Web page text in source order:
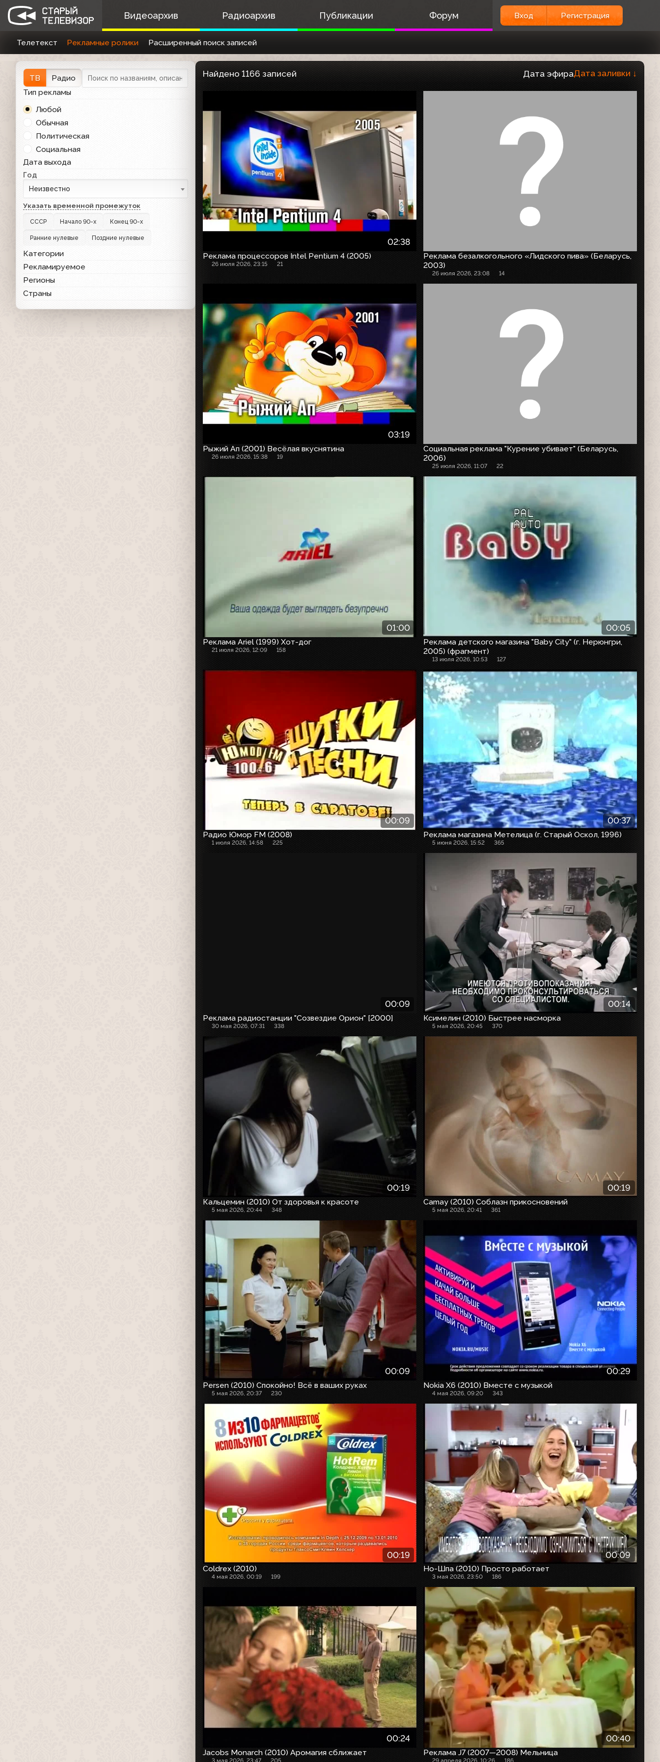
Видеоархив Радиоархив Публикации Форум Вход Регистрация
Телетекст Рекламные ролики Расширенный поиск записей
ТВ
Радио
Тип рекламы
Любой
Обычная
Политическая
Социальная
Дата выхода
Год
Неизвестно
Указать временной промежуток
СССР Начало 90-х Конец 90-х
Ранние нулевые Поздние нулевые
Категории
Рекламируемое
Регионы
Страны
Найдено 1166 записей Дата эфираДата заливки ↓
02:38
Реклама процессоров Intel Pentium 4 (2005)
26 июля 2026, 23:15 21
Реклама безалкогольного «Лидского пива» (Беларусь,
2003)
26 июля 2026, 23:08 14
03:19
Рыжий Ап (2001) Весёлая вкуснятина
26 июля 2026, 15:38 19
Социальная реклама "Курение убивает" (Беларусь,
2006)
25 июля 2026, 11:07 22
01:00
Реклама Ariel (1999) Хот-дог
21 июля 2026, 12:09 158
00:05
Реклама детского магазина "Baby City" (г. Нерюнгри,
2005) (фрагмент)
13 июля 2026, 10:53 127
00:09
Радио Юмор FM (2008)
1 июля 2026, 14:58 225
00:37
Реклама магазина Метелица (г. Старый Оскол, 1996)
5 июня 2026, 15:52 365
00:09
Реклама радиостанции "Созвездие Орион" [2000]
30 мая 2026, 07:31 338
00:14
Ксимелин (2010) Быстрее насморка
5 мая 2026, 20:45 370
00:19
Кальцемин (2010) От здоровья к красоте
5 мая 2026, 20:44 348
00:19
Camay (2010) Соблазн прикосновений
5 мая 2026, 20:41 361
00:09
Persen (2010) Спокойно! Всё в ваших руках
5 мая 2026, 20:37 230
00:29
Nokia X6 (2010) Вместе с музыкой
4 мая 2026, 09:20 343
00:19
Coldrex (2010)
4 мая 2026, 00:19 199
00:09
Но-Шпа (2010) Просто работает
3 мая 2026, 23:50 186
00:24
Jacobs Monarch (2010) Аромагия сближает
3 мая 2026, 23:47 205
00:40
Реклама J7 (2007—2008) Мельница
29 апреля 2026, 10:26 186